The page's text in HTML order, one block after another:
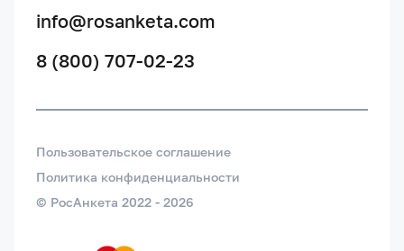
info@rosanketa.com
8 (800) 707-02-23
Пользовательское соглашение
Политика конфиденциальности
© РосАнкета 2022 - 2026